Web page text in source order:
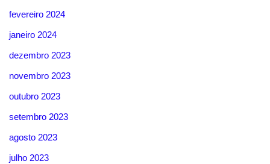
fevereiro 2024
janeiro 2024
dezembro 2023
novembro 2023
outubro 2023
setembro 2023
agosto 2023
julho 2023